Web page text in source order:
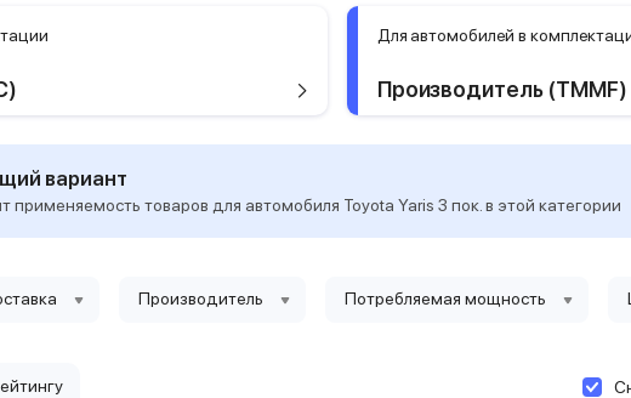
Для автомобилей в
Производитель (TMMF)
вариант
применяемость товаров для автомобиля Toyota Yaris 3 пок. в этой категории
Производитель Потребляемая мощность